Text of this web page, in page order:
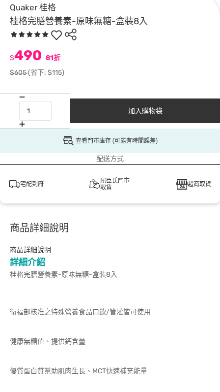
Quaker 桂格
桂格完膳營養素-原味無糖-盒裝8入
$490 81折
$605(省下: $115)
加入購物袋
查看門市庫存 (可能有時間誤差)
配送方式
宅配到府
屈臣氏門市
取貨
超商取貨
商品詳細說明
商品詳細說明
詳細介紹
桂格完膳營養素-原味無糖-盒裝8入
衛福部核准之特殊營養食品口飲/管灌皆可使用
健康無糖值、提供鈣含量
優質蛋白質幫助肌肉生長、MCT快速補充能量